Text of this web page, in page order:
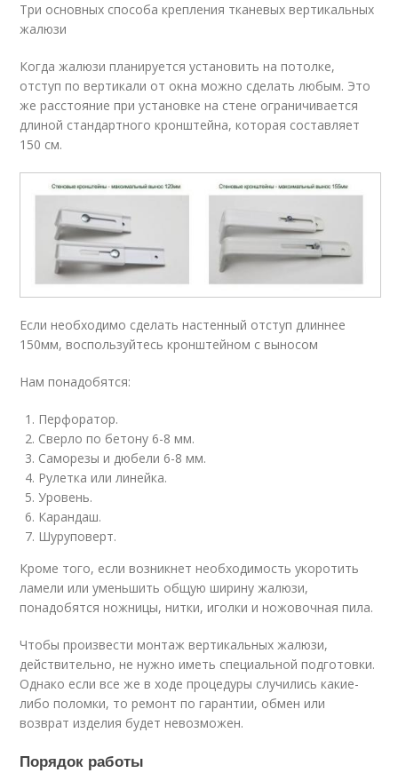
Три основных способа крепления тканевых вертикальных
жалюзи
Когда жалюзи планируется установить на потолке,
отступ по вертикали от окна можно сделать любым. Это
же расстояние при установке на стене ограничивается
длиной стандартного кронштейна, которая составляет
150 см.
Если необходимо сделать настенный отступ длиннее
150мм, воспользуйтесь кронштейном с выносом
Нам понадобятся:
Перфоратор.
Сверло по бетону 6-8 мм.
Саморезы и дюбели 6-8 мм.
Рулетка или линейка.
Уровень.
Карандаш.
Шуруповерт.
Кроме того, если возникнет необходимость укоротить
ламели или уменьшить общую ширину жалюзи,
понадобятся ножницы, нитки, иголки и ножовочная пила.
Чтобы произвести монтаж вертикальных жалюзи,
действительно, не нужно иметь специальной подготовки.
Однако если все же в ходе процедуры случились какие-
либо поломки, то ремонт по гарантии, обмен или
возврат изделия будет невозможен.
Порядок работы